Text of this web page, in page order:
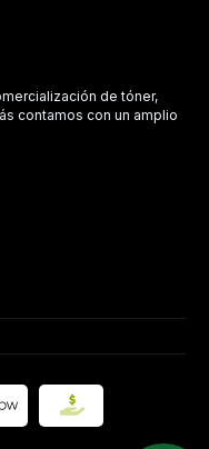
de tóner,
contamos con un amplio